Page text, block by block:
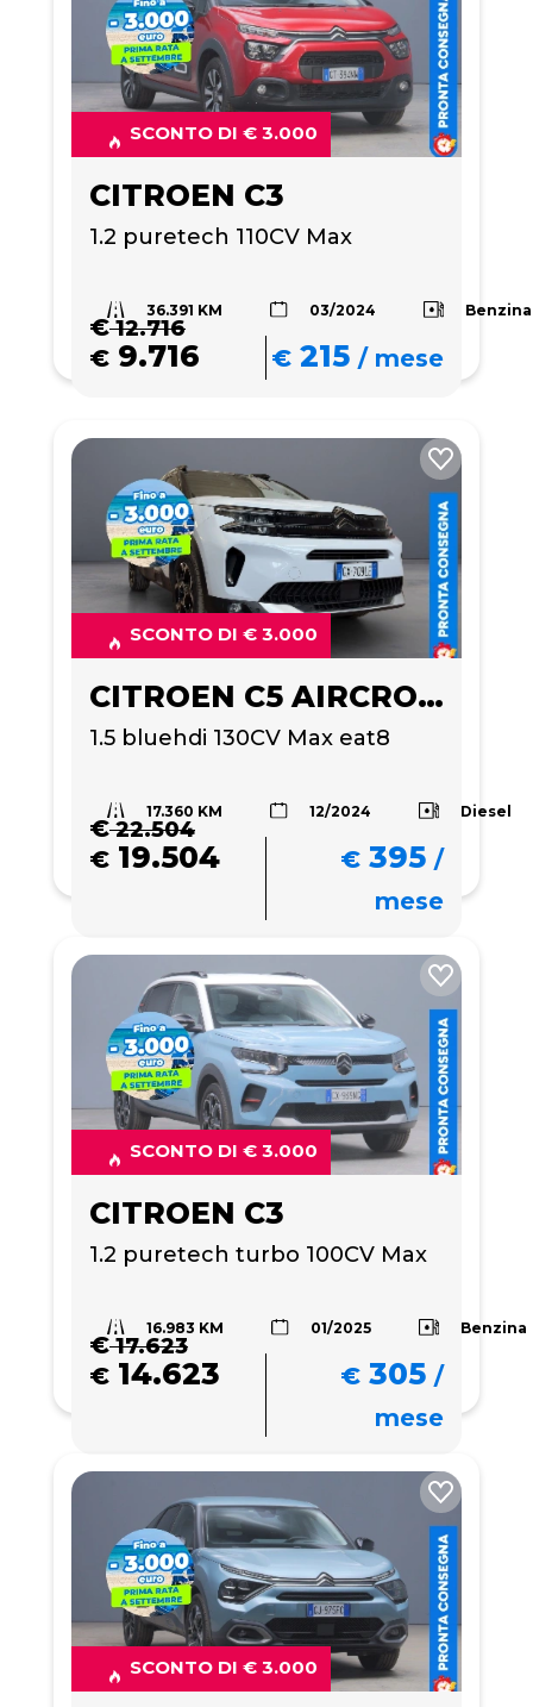
SCONTO DI € 3.000
CITROEN C3
1.2 puretech 110CV Max
36.391 KM 03/2024 Benzina
€12.716
€ 9.716 € 215 /mese
SCONTO DI € 3.000
CITROEN C5 AIRCROSS
1.5 bluehdi 130CV Max eat8
17.360 KM 12/2024 Diesel
€22.504
€ 19.504 € 395 /
mese
SCONTO DI € 3.000
CITROEN C3
1.2 puretech turbo 100CV Max
16.983 KM 01/2025 Benzina
€17.623
€ 14.623 € 305 /
mese
SCONTO DI € 3.000